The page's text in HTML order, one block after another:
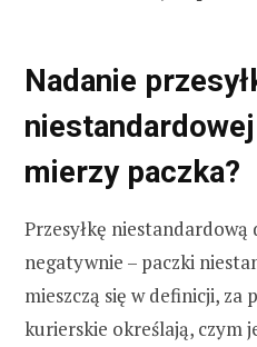
Nadanie
mierzy paczka?
Przesyłkę
negatywnie – paczki
mieszczą się w definicji,
kurierskie określają, czym